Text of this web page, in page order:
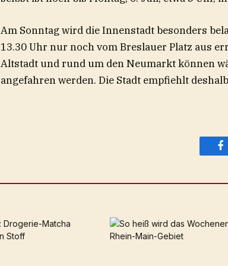
Am Sonntag wird die Innenstadt besonders
13.30 Uhr nur noch vom Breslauer Platz aus
Altstadt und rund um den Neumarkt können
angefahren werden. Die Stadt empfiehlt